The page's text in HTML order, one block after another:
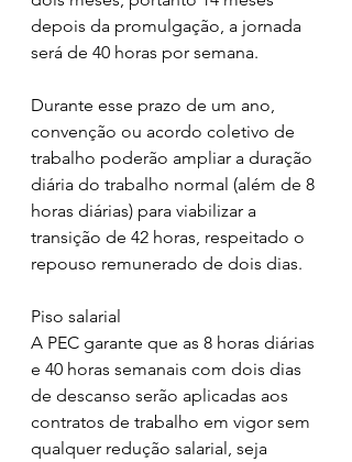
depois da promulgação, a jornada
será de 40 horas por semana.
Durante esse prazo de um ano,
convenção ou acordo coletivo de
trabalho poderão ampliar a duração
diária do trabalho normal (além de 8
horas diárias) para viabilizar a
transição de 42 horas, respeitado o
repouso remunerado de dois dias.
Piso salarial
A PEC garante que as 8 horas diárias
e 40 horas semanais com dois dias
de descanso serão aplicadas aos
contratos de trabalho em vigor sem
qualquer redução salarial, seja